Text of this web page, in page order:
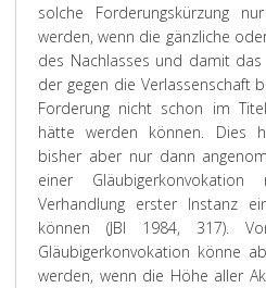
solche Forderungskürzung
werden, wenn die gänzliche
des Nachlasses und damit
der gegen die Verlassenschaft
Forderung nicht schon im
hätte werden können. Dies
bisher aber nur dann
einer
Verhandlung erster Instanz
können (JBl 1984, 317).
Gläubigerkonvokation könne
werden, wenn die Höhe aller